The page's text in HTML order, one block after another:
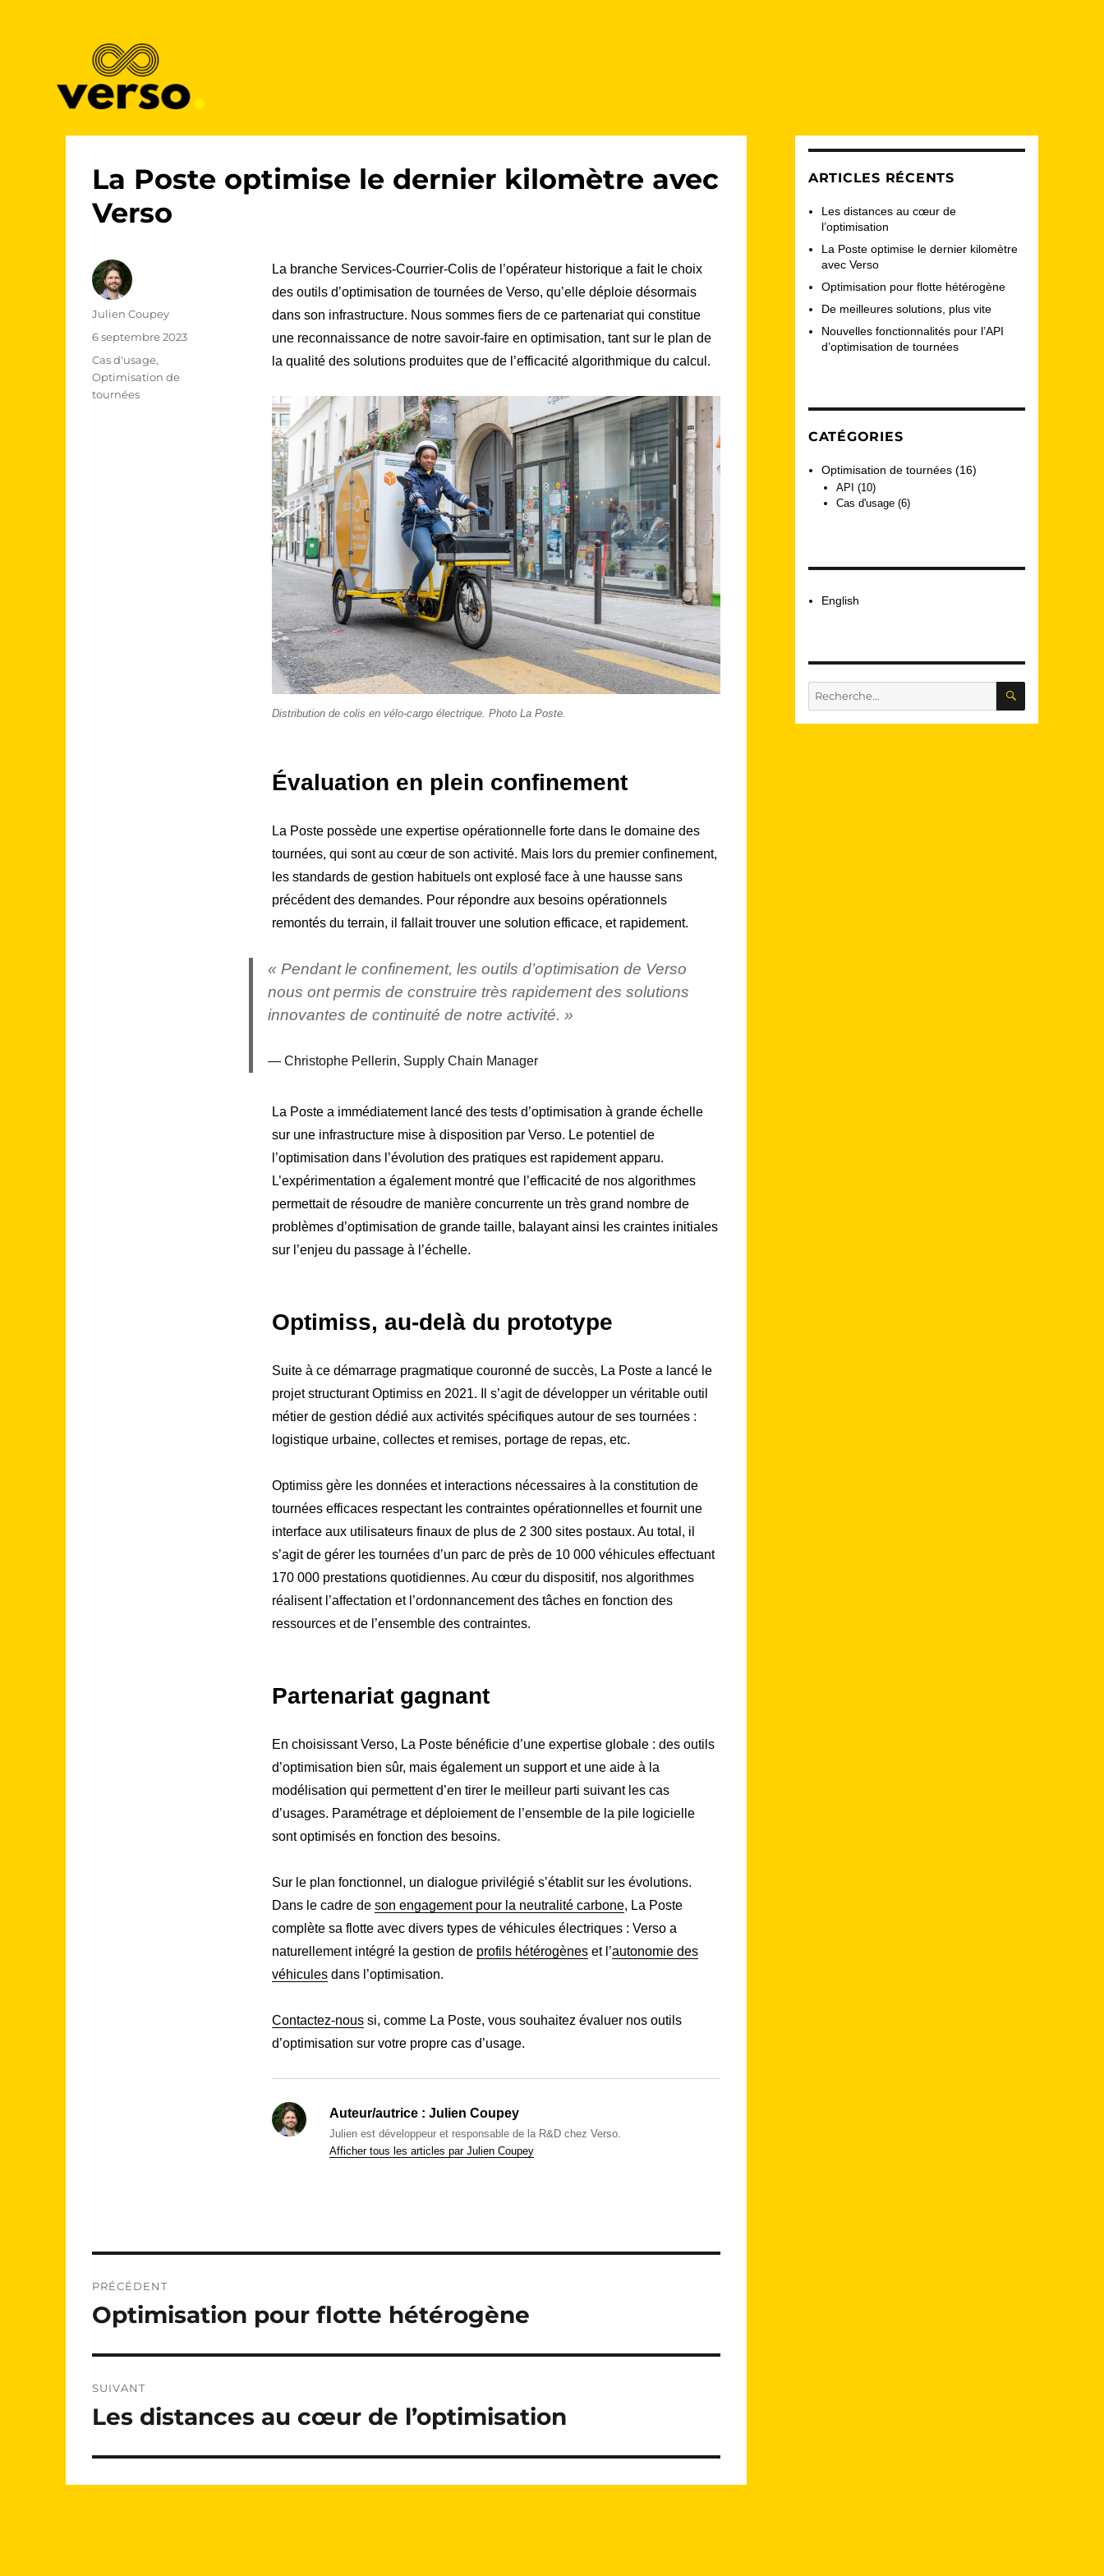
Verso
La Poste optimise le dernier kilomètre avec
Verso
La branche Services-Courrier-Colis de l’opérateur historique a fait le choix
des outils d’optimisation de tournées de Verso, qu’elle déploie désormais
dans son infrastructure. Nous sommes fiers de ce partenariat qui constitue
une reconnaissance de notre savoir-faire en optimisation, tant sur le plan de
la qualité des solutions produites que de l’efficacité algorithmique du calcul.
Distribution de colis en vélo-cargo électrique. Photo La Poste.
Évaluation en plein confinement
La Poste possède une expertise opérationnelle forte dans le domaine des
tournées, qui sont au cœur de son activité. Mais lors du premier confinement,
les standards de gestion habituels ont explosé face à une hausse sans
précédent des demandes. Pour répondre aux besoins opérationnels
remontés du terrain, il fallait trouver une solution efficace, et rapidement.
« Pendant le confinement, les outils d’optimisation de Verso
nous ont permis de construire très rapidement des solutions
innovantes de continuité de notre activité. »
Christophe Pellerin, Supply Chain Manager
La Poste a immédiatement lancé des tests d’optimisation à grande échelle
sur une infrastructure mise à disposition par Verso. Le potentiel de
l’optimisation dans l’évolution des pratiques est rapidement apparu.
L’expérimentation a également montré que l’efficacité de nos algorithmes
permettait de résoudre de manière concurrente un très grand nombre de
problèmes d’optimisation de grande taille, balayant ainsi les craintes initiales
sur l’enjeu du passage à l’échelle.
Optimiss, au-delà du prototype
Suite à ce démarrage pragmatique couronné de succès, La Poste a lancé le
projet structurant Optimiss en 2021. Il s’agit de développer un véritable outil
métier de gestion dédié aux activités spécifiques autour de ses tournées :
logistique urbaine, collectes et remises, portage de repas, etc.
Optimiss gère les données et interactions nécessaires à la constitution de
tournées efficaces respectant les contraintes opérationnelles et fournit une
interface aux utilisateurs finaux de plus de 2 300 sites postaux. Au total, il
s’agit de gérer les tournées d’un parc de près de 10 000 véhicules effectuant
170 000 prestations quotidiennes. Au cœur du dispositif, nos algorithmes
réalisent l’affectation et l’ordonnancement des tâches en fonction des
ressources et de l’ensemble des contraintes.
Partenariat gagnant
En choisissant Verso, La Poste bénéficie d’une expertise globale : des outils
d’optimisation bien sûr, mais également un support et une aide à la
modélisation qui permettent d’en tirer le meilleur parti suivant les cas
d’usages. Paramétrage et déploiement de l’ensemble de la pile logicielle
sont optimisés en fonction des besoins.
Sur le plan fonctionnel, un dialogue privilégié s’établit sur les évolutions.
Dans le cadre de son engagement pour la neutralité carbone, La Poste
complète sa flotte avec divers types de véhicules électriques : Verso a
naturellement intégré la gestion de profils hétérogèneset l’autonomie des
véhiculesdans l’optimisation.
Contactez-noussi, comme La Poste, vous souhaitez évaluer nos outils
d’optimisation sur votre propre cas d’usage.
Auteur/autrice : Julien Coupey
Julien est développeur et responsable de la R&D chez Verso.
Afficher tous les articles par Julien Coupey
Auteur
Julien Coupey
Publié
6 septembre 2023
Catégories
Cas d'usage,
Optimisation de
tournées
de
PRÉCÉDENT
Publication
Optimisation pour flotte hétérogène
SUIVANT
Publication
Les distances au cœur de l’optimisation
ARTICLES RÉCENTS
Les distances au cœur de
l’optimisation
La Poste optimise le dernier kilomètre
avec Verso
Optimisation pour flotte hétérogène
De meilleures solutions, plus vite
Nouvelles fonctionnalités pour l’API
d’optimisation de tournées
CATÉGORIES
Optimisation de tournées (16)
API (10)
Cas d'usage (6)
English
Recherche
pour :
RECHERCHE